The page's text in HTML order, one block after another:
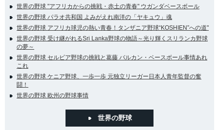
世界の野球 "アフリカからの挑戦・赤土の青春" ウガンダベースボール
世界の野球 パラオ共和国 よみがえれ南洋の「ヤキュウ」魂
世界の野球 アフリカ球児の熱い青春！タンザニア野球“KOSHIEN”への道"
世界の野球 受け継がれるSri Lanka野球の物語～光り輝くスリランカ野球
の夢～
世界の野球 セルビア野球の挑戦と葛藤 バルカン・ベースボール事情あれ
これ
世界の野球 ケニア野球、一歩一歩 元独立リーガー日本人青年監督の奮
闘！
世界の野球 欧州の野球事情
世界の野球